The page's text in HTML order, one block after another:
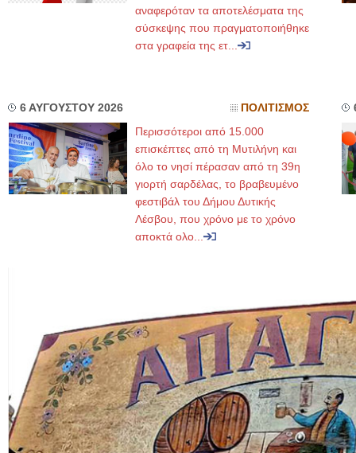
αναφερόταν τα αποτελέσματα της
σύσκεψης που πραγματοποιήθηκε
στα γραφεία της ετ...
6 ΑΥΓΟΥΣΤΟΥ 2026 ΠΟΛΙΤΙΣΜΟΣ
Περισσότεροι από 15.000
επισκέπτες από τη Μυτιλήνη και
όλο το νησί πέρασαν από τη 39η
γιορτή σαρδέλας, το βραβευμένο
φεστιβάλ του Δήμου Δυτικής
Λέσβου, που χρόνο με το χρόνο
αποκτά ολο...